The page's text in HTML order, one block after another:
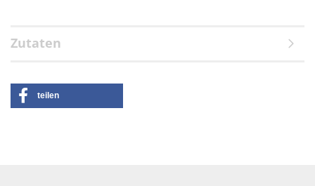
Zutaten
teilen